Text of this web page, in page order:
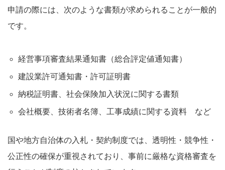
申請の際には、次のような書類が求められることが一般的
です。
経営事項審査結果通知書（総合評定値通知書）
建設業許可通知書・許可証明書
納税証明書、社会保険加入状況に関する書類
会社概要、技術者名簿、工事成績に関する資料 など
国や地方自治体の入札・契約制度では、透明性・競争性・
公正性の確保が重視されており、事前に厳格な資格審査を